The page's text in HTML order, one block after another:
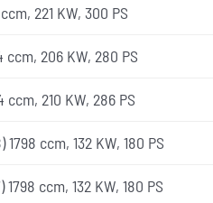
221 KW, 300 PS
206 KW, 280 PS
210 KW, 286 PS
ccm, 132 KW, 180 PS
ccm, 132 KW, 180 PS